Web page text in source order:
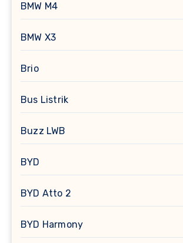
BMW M4
BMW X3
Brio
Bus Listrik
Buzz LWB
BYD
BYD Atto 2
BYD Harmony